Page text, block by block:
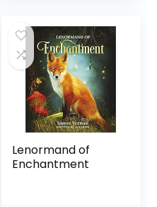
Lenormand of
Enchantment